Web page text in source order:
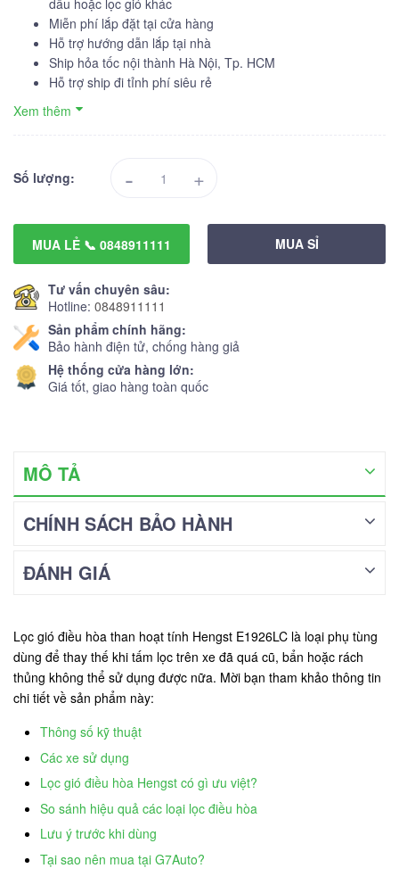
dầu hoặc lọc gió khác
Miễn phí lắp đặt tại cửa hàng
Hỗ trợ hướng dẫn lắp tại nhà
Ship hỏa tốc nội thành Hà Nội, Tp. HCM
Hỗ trợ ship đi tỉnh phí siêu rẻ
Xem thêm
Số lượng: - +
MUA LẺ 📞 0848911111 MUA SỈ
Tư vấn chuyên sâu:
Hotline: 0848911111
Sản phẩm chính hãng:
Bảo hành điện tử, chống hàng giả
Hệ thống cửa hàng lớn:
Giá tốt, giao hàng toàn quốc
MÔ TẢ
CHÍNH SÁCH BẢO HÀNH
ĐÁNH GIÁ
Lọc gió điều hòa than hoạt tính Hengst E1926LC là loại phụ tùng
dùng để thay thế khi tấm lọc trên xe đã quá cũ, bẩn hoặc rách
thủng không thể sử dụng được nữa. Mời bạn tham khảo thông tin
chi tiết về sản phẩm này:
Thông số kỹ thuật
Các xe sử dụng
Lọc gió điều hòa Hengst có gì ưu việt?
So sánh hiệu quả các loại lọc điều hòa
Lưu ý trước khi dùng
Tại sao nên mua tại G7Auto?